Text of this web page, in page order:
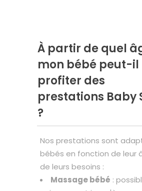
À partir de quel
mon bébé peut-il
profiter des
prestations Baby
?
Nos prestations sont
bébés en fonction de leur
de leurs besoins :
Massage bébé :